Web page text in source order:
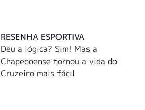
RESENHA ESPORTIVA
Deu a lógica? Sim! Mas a
Chapecoense tornou a vida do
Cruzeiro mais fácil